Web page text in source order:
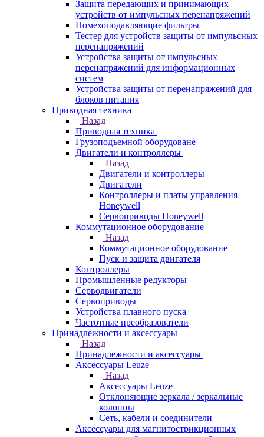
Защита передающих и принимающих
устройств от импульсных перенапряжений
Помехоподавляющие фильтры
Тестер для устройств защиты от импульсных
перенапряжений
Устройства защиты от импульсных
перенапряжений для информационных
систем
Устройства защиты от перенапряжений для
блоков питания
Приводная техника
Назад
Приводная техника
Грузоподъемной оборудоване
Двигатели и контроллеры
Назад
Двигатели и контроллеры
Двигатели
Контроллеры и платы управления
Honeywell
Сервоприводы Honeywell
Коммутационное оборудование
Назад
Коммутационное оборудование
Пуск и защита двигателя
Контроллеры
Промышленные редукторы
Серводвигатели
Сервоприводы
Устройства плавного пуска
Частотные преобразователи
Принадлежности и аксессуары
Назад
Принадлежности и аксессуары
Аксессуары Leuze
Назад
Аксессуары Leuze
Отклоняющие зеркала / зеркальные
колонны
Сеть, кабели и соединители
Аксессуары для магнитострикционных